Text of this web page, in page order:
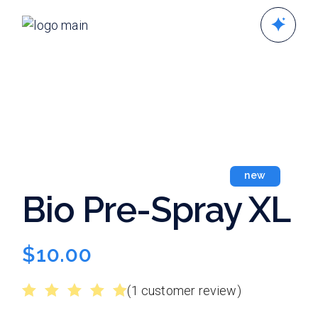
new
Bio Pre-Spray XL
$10.00
(1 customer review)